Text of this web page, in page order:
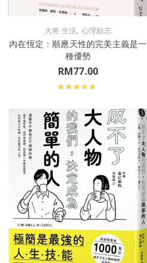
大将·生活, 心理励志
內在恆定：順應天性的完美主義是一
種優勢
RM77.00